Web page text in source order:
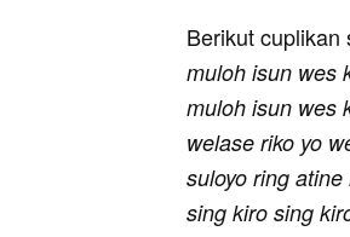
Berikut cuplikan
muloh isun wes
muloh isun wes
welase riko yo
suloyo ring
sing kiro sing